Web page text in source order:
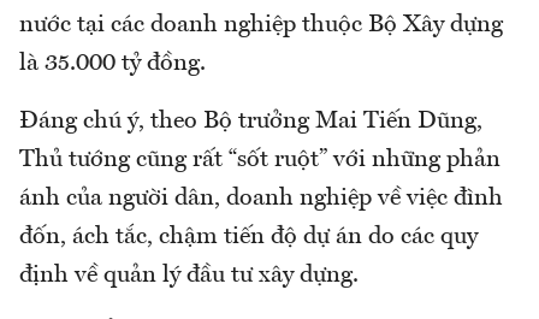
nước tại các doanh nghiệp thuộc Bộ Xây dựng
là 35.000 tỷ đồng.
Đáng chú ý, theo Bộ trưởng Mai Tiến Dũng,
Thủ tướng cũng rất “sốt ruột” với những phản
ánh của người dân, doanh nghiệp về việc đình
đốn, ách tắc, chậm tiến độ dự án do các quy
định về quản lý đầu tư xây dựng.